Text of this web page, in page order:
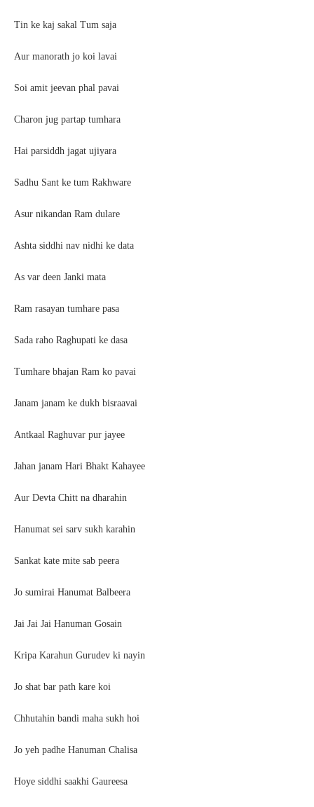
Tin ke kaj sakal Tum saja
Aur manorath jo koi lavai
Soi amit jeevan phal pavai
Charon jug partap tumhara
Hai parsiddh jagat ujiyara
Sadhu Sant ke tum Rakhware
Asur nikandan Ram dulare
Ashta siddhi nav nidhi ke data
As var deen Janki mata
Ram rasayan tumhare pasa
Sada raho Raghupati ke dasa
Tumhare bhajan Ram ko pavai
Janam janam ke dukh bisraavai
Antkaal Raghuvar pur jayee
Jahan janam Hari Bhakt Kahayee
Aur Devta Chitt na dharahin
Hanumat sei sarv sukh karahin
Sankat kate mite sab peera
Jo sumirai Hanumat Balbeera
Jai Jai Jai Hanuman Gosain
Kripa Karahun Gurudev ki nayin
Jo shat bar path kare koi
Chhutahin bandi maha sukh hoi
Jo yeh padhe Hanuman Chalisa
Hoye siddhi saakhi Gaureesa